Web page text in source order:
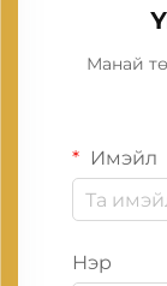
Манай
Имэйл
Нэр